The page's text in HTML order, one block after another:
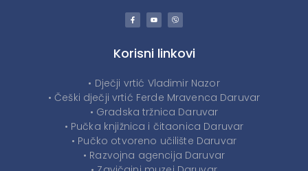
Korisni linkovi
• Dječji vrtić Vladimir Nazor
• Češki dječji vrtić Ferde Mravenca Daruvar
• Gradska tržnica Daruvar
• Pučka knjižnica i čitaonica Daruvar
• Pučko otvoreno učilište Daruvar
• Razvojna agencija Daruvar